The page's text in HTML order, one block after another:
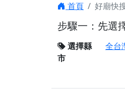
首頁 好廟快
步驟一：先選
選擇縣
市
全台